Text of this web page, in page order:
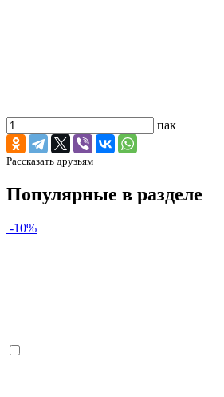
пак
Рассказать друзьям
Популярные в разделе
-10%